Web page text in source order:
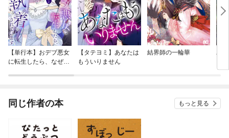
【単行本】おデブ悪女
に転生したら、なぜか
【タテヨミ】あなたは
もういりません
結界師の一輪華
バ
今
同じ作者の本 もっと見る